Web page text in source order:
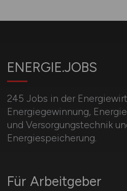
ENERGIE.JOBS
245 Jobs in der
Energiegewinnung,
und Versorgungstechnik
Energiespeicherung.
Für Arbeitgeber